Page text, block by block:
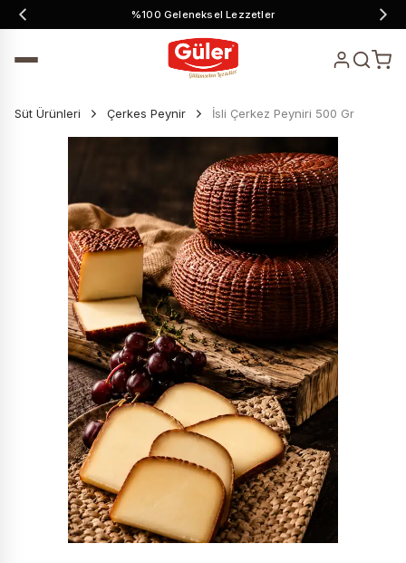
%100 Geleneksel Lezzetler
Süt Ürünleri Çerkes Peynir İsli Çerkez Peyniri 500 Gr